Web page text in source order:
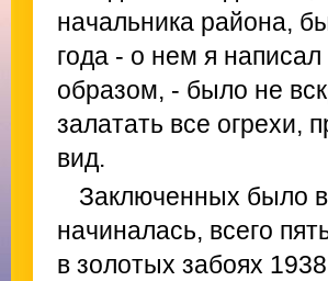
начальника района,
года - о нем я
образом, - было не
залатать все огрехи,
вид.
Заключенных было в
начиналась, всего
в золотых забоях